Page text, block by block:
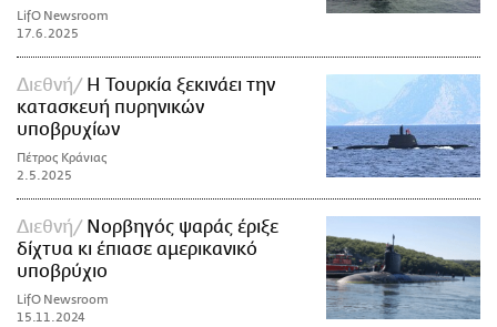
LifO Newsroom
17.6.2025
Διεθνή
Η Τουρκία ξεκινάει την
κατασκευή πυρηνικών
υποβρυχίων
Πέτρος Κράνιας
2.5.2025
Διεθνή
Νορβηγός ψαράς έριξε
δίχτυα κι έπιασε αμερικανικό
υποβρύχιο
LifO Newsroom
15.11.2024